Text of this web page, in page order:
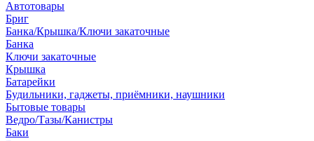
Автотовары
Бриг
Банка/Крышка/Ключи закаточные
Банка
Ключи закаточные
Крышка
Батарейки
Будильники, гаджеты, приёмники, наушники
Бытовые товары
Ведро/Тазы/Канистры
Баки